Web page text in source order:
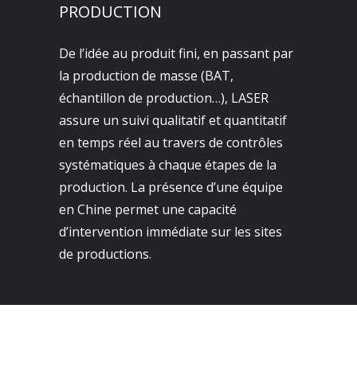
PRODUCTION
De l’idée au produit fini, en passant par
la production de masse (BAT,
échantillon de production…), LASER
assure un suivi qualitatif et quantitatif
en temps réel au travers de contrôles
systématiques à chaque étapes de la
production. La présence d’une équipe
en Chine permet une capacité
d’intervention immédiate sur les sites
de productions.